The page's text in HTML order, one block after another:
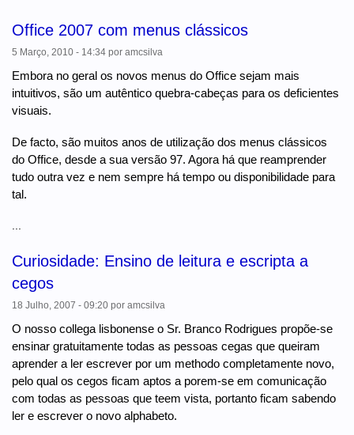
Office 2007 com menus clássicos
5 Março, 2010 - 14:34 por amcsilva
Embora no geral os novos menus do Office sejam mais
intuitivos, são um autêntico quebra-cabeças para os deficientes
visuais.
De facto, são muitos anos de utilização dos menus clássicos
do Office, desde a sua versão 97. Agora há que reamprender
tudo outra vez e nem sempre há tempo ou disponibilidade para
tal.
...
Curiosidade: Ensino de leitura e escripta a
cegos
18 Julho, 2007 - 09:20 por amcsilva
O nosso collega lisbonense o Sr. Branco Rodrigues propõe-se
ensinar gratuitamente todas as pessoas cegas que queiram
aprender a ler escrever por um methodo completamente novo,
pelo qual os cegos ficam aptos a porem-se em comunicação
com todas as pessoas que teem vista, portanto ficam sabendo
ler e escrever o novo alphabeto.